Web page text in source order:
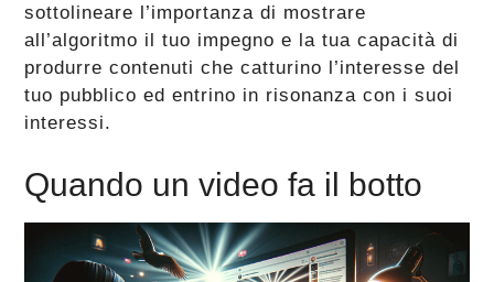
sottolineare l’importanza di mostrare
all’algoritmo il tuo impegno e la tua capacità di
produrre contenuti che catturino l’interesse del
tuo pubblico ed entrino in risonanza con i suoi
interessi.
Quando un video fa il botto